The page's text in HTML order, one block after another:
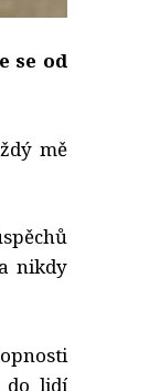
se od
mě
nikdy
do lidí